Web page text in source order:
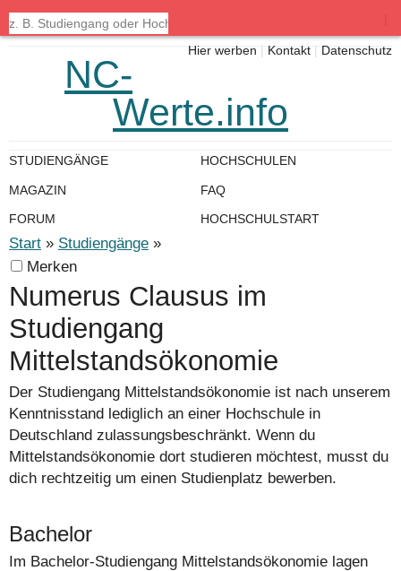
Start » Studiengänge »
Merken
Numerus Clausus im
Studiengang
Mittelstandsökonomie
Der Studiengang Mittelstandsökonomie ist nach unserem
Kenntnisstand lediglich an einer Hochschule in
Deutschland zulassungsbeschränkt. Wenn du
Mittelstandsökonomie dort studieren möchtest, musst du
dich rechtzeitig um einen Studienplatz bewerben.
Bachelor
Im Bachelor-Studiengang Mittelstandsökonomie lagen
Hier werben Kontakt Datenschutz
NC-
Werte.info
STUDIENGÄNGE HOCHSCHULEN
MAGAZIN FAQ
FORUM HOCHSCHULSTART